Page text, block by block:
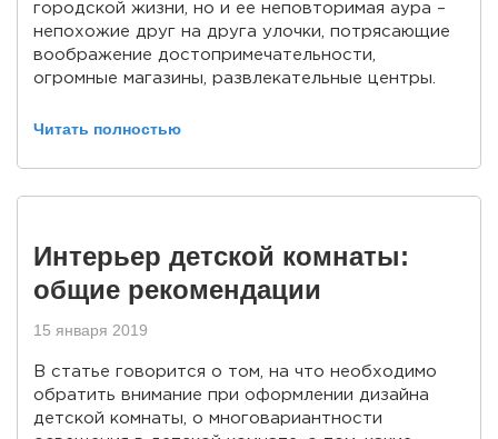
городской жизни, но и ее неповторимая аура –
непохожие друг на друга улочки, потрясающие
воображение достопримечательности,
огромные магазины, развлекательные центры.
Читать полностью
Интерьер детской комнаты:
общие рекомендации
15 января 2019
В статье говорится о том, на что необходимо
обратить внимание при оформлении дизайна
детской комнаты, о многовариантности